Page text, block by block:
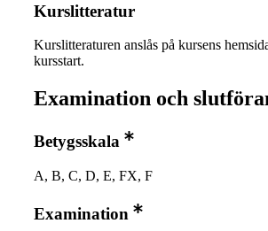
Kurslitteratur
Kurslitteraturen anslås på kursens
kursstart.
Examination och
Betygsskala
A, B, C, D, E, FX, F
Examination